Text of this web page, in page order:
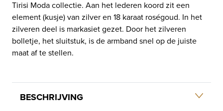
Tirisi Moda collectie. Aan het lederen koord zit een
element (kusje) van zilver en 18 karaat roségoud. In het
zilveren deel is markasiet gezet. Door het zilveren
bolletje, het sluitstuk, is de armband snel op de juiste
maat af te stellen.
BESCHRIJVING